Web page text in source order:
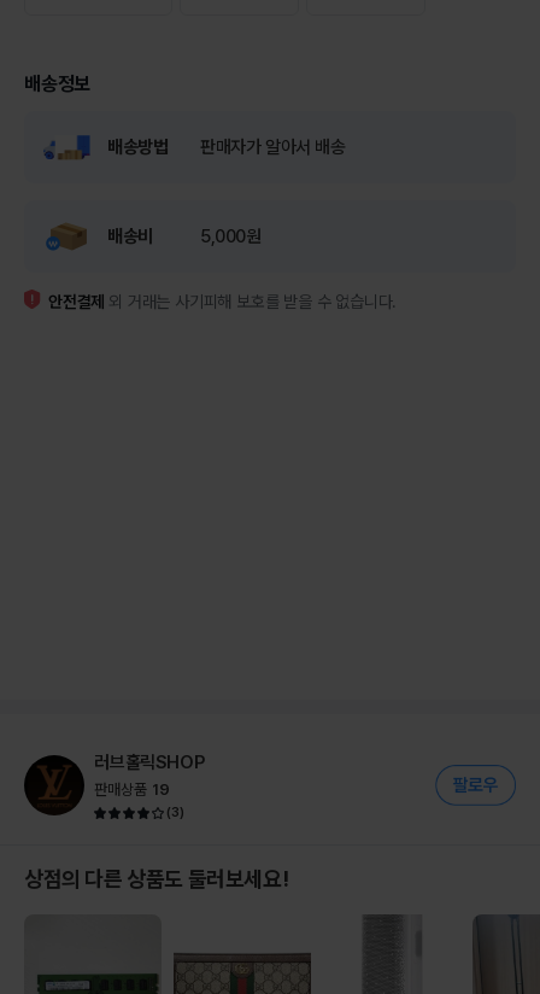
배송정보
배송방법 판매자가 알아서 배송
배송비 5,000원
안전결제 외 거래는 사기피해 보호를 받을 수 없습니다.
러브홀릭SHOP
판매상품 19
(3)
상점의 다른 상품도 둘러보세요!